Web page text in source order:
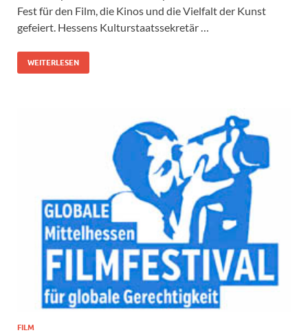
Fest für den Film, die Kinos und die Vielfalt der Kunst
gefeiert. Hessens Kulturstaatssekretär …
WEITERLESEN
FILM